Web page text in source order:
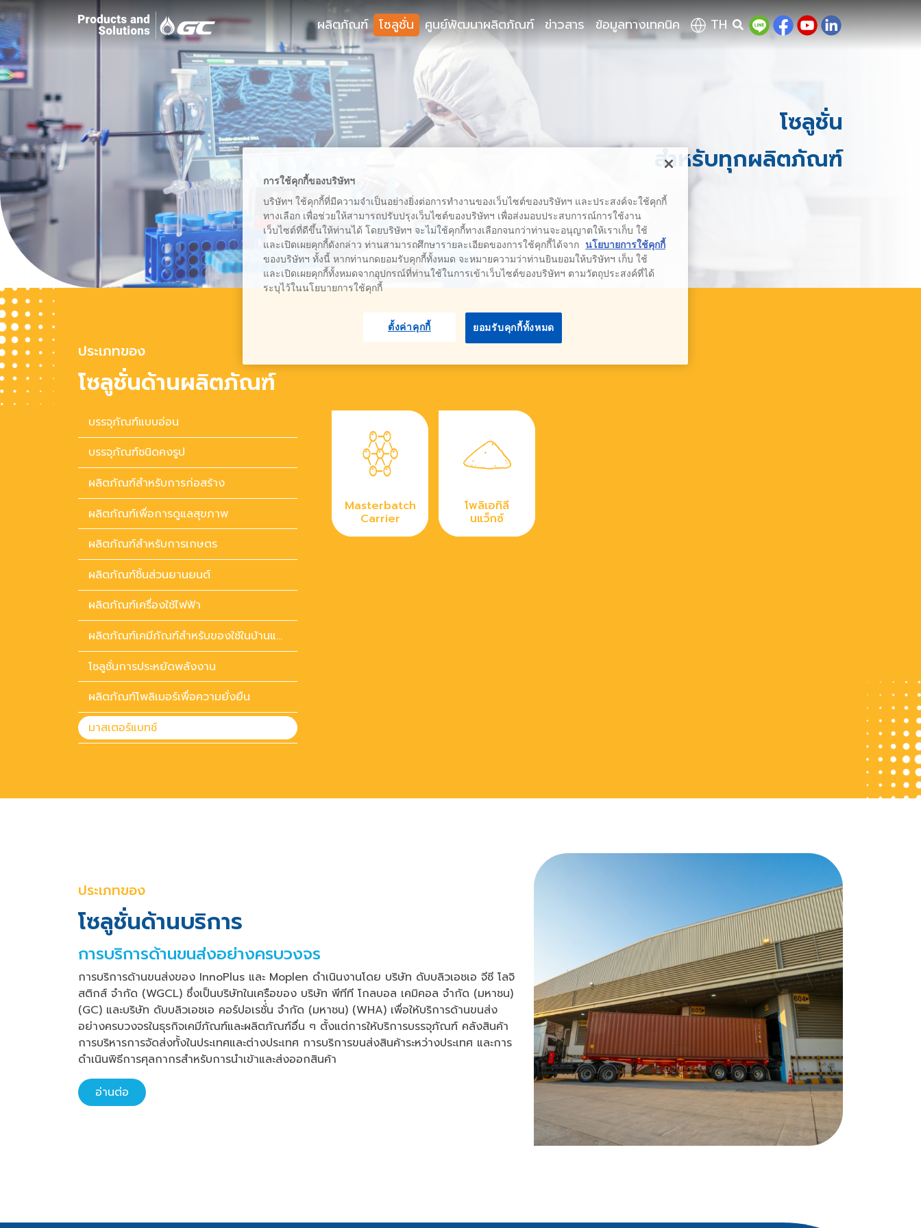
ผลิตภัณฑ์ โซลูชั่น ศูนย์พัฒนาผลิตภัณฑ์ ข่าวสาร ข้อมูลทางเทคนิค TH
โซลูชั่น
สำหรับทุกผลิตภัณฑ์
ประเภทของ
โซลูชั่นด้านผลิตภัณฑ์
บรรจุภัณฑ์แบบอ่อน
บรรจุภัณฑ์ชนิดคงรูป
ผลิตภัณฑ์สำหรับการก่อสร้าง
ผลิตภัณฑ์เพื่อการดูแลสุขภาพ
ผลิตภัณฑ์สำหรับการเกษตร
ผลิตภัณฑ์ชิ้นส่วนยานยนต์
ผลิตภัณฑ์เครื่องใช้ไฟฟ้า
ผลิตภัณฑ์เคมีภัณฑ์สำหรับของใช้ในบ้านและของใช้ส่วนตัว
โซลูชั่นการประหยัดพลังงาน
ผลิตภัณฑ์โพลิเมอร์เพื่อความยั่งยืน
มาสเตอร์แบทช์
Masterbatch
Carrier
โพลิเอทิลี
นแว็กซ์
ประเภทของ
โซลูชั่นด้านบริการ
การบริการด้านขนส่งอย่างครบวงจร
การบริการด้านขนส่งของ InnoPlus และ Moplen ดำเนินงานโดย บริษัท ดับบลิวเอชเอ จีซี โลจิ
สติกส์ จำกัด (WGCL) ซึ่งเป็นบริษัทในเครือของ บริษัท พีทีที โกลบอล เคมิคอล จำกัด (มหาชน)
(GC) และบริษัท ดับบลิวเอชเอ คอร์ปอเรชั่่น จำกัด (มหาชน) (WHA) เพื่อให้บริการด้านขนส่ง
อย่างครบวงจรในธุรกิจเคมีภัณฑ์และผลิตภัณฑ์อื่น ๆ ตั้งแต่การให้บริการบรรจุภัณฑ์ คลังสินค้า
การบริหารการจัดส่งทั้งในประเทศและต่างประเทศ การบริการขนส่งสินค้าระหว่างประเทศ และการ
ดำเนินพิธีการศุลกากรสำหรับการนำเข้าและส่งออกสินค้า
อ่านต่อ
การใช้คุกกี้ของบริษัทฯ
บริษัทฯ ใช้คุกกี้ที่มีความจำเป็นอย่างยิ่งต่อการทำงานของเว็บไซต์ของบริษัทฯ และประสงค์จะใช้คุกกี้
ทางเลือก เพื่อช่วยให้สามารถปรับปรุงเว็บไซต์ของบริษัทฯ เพื่อส่งมอบประสบการณ์การใช้งาน
เว็บไซต์ที่ดีขึ้นให้ท่านได้ โดยบริษัทฯ จะไม่ใช้คุกกี้ทางเลือกจนกว่าท่านจะอนุญาตให้เราเก็บ ใช้
และเปิดเผยคุกกี้ดังกล่าว ท่านสามารถศึกษารายละเอียดของการใช้คุกกี้ได้จาก นโยบายการใช้คุกกี้
ของบริษัทฯ ทั้งนี้ หากท่านกดยอมรับคุกกี้ทั้งหมด จะหมายความว่าท่านยินยอมให้บริษัทฯ เก็บ ใช้
และเปิดเผยคุกกี้ทั้งหมดจากอุปกรณ์ที่ท่านใช้ในการเข้าเว็บไซต์ของบริษัทฯ ตามวัตถุประสงค์ที่ได้
ระบุไว้ในนโยบายการใช้คุกกี้
ยอมรับคุกกี้ทั้งหมด
ตั้งค่าคุกกี้